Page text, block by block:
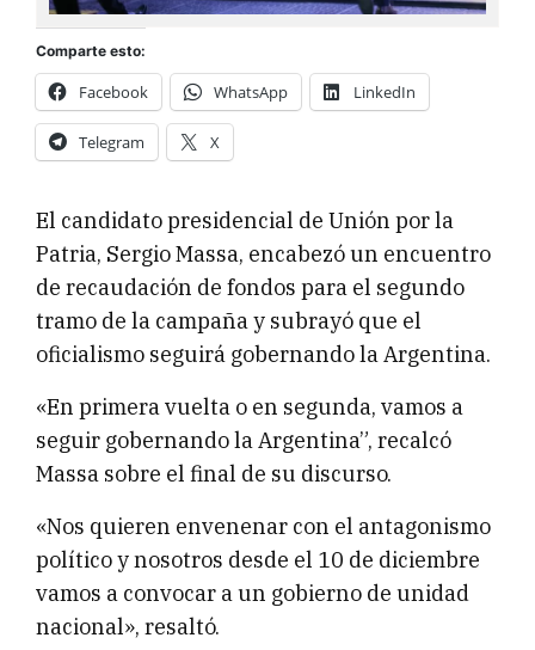
Comparte esto:
Facebook WhatsApp LinkedIn
Telegram X
El candidato presidencial de Unión por la
Patria, Sergio Massa, encabezó un encuentro
de recaudación de fondos para el segundo
tramo de la campaña y subrayó que el
oficialismo seguirá gobernando la Argentina.
«En primera vuelta o en segunda, vamos a
seguir gobernando la Argentina”, recalcó
Massa sobre el final de su discurso.
«Nos quieren envenenar con el antagonismo
político y nosotros desde el 10 de diciembre
vamos a convocar a un gobierno de unidad
nacional», resaltó.